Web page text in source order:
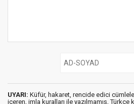
UYARI: Küfür, hakaret, rencide edici
içeren, imla kuralları ile yazılmamış, Türkçe